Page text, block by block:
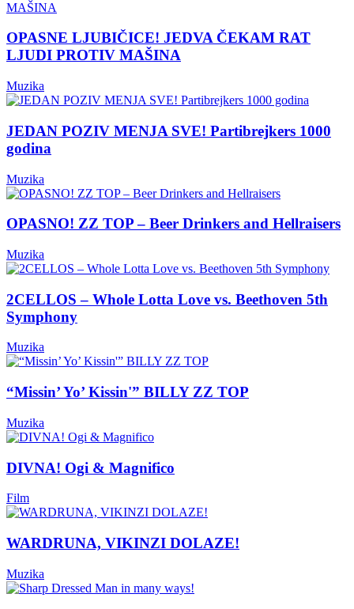
OPASNE LJUBIČICE! JEDVA ČEKAM RAT
LJUDI PROTIV MAŠINA
Muzika
JEDAN POZIV MENJA SVE! Partibrejkers 1000
godina
Muzika
OPASNO! ZZ TOP – Beer Drinkers and Hellraisers
Muzika
2CELLOS – Whole Lotta Love vs. Beethoven 5th
Symphony
Muzika
“Missin’ Yo’ Kissin'” BILLY ZZ TOP
Muzika
DIVNA! Ogi & Magnifico
Film
WARDRUNA, VIKINZI DOLAZE!
Muzika